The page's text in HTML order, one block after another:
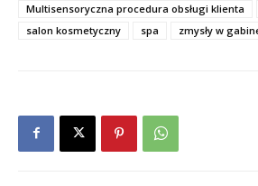
Multisensoryczna procedura obsługi klienta
salon kosmetyczny
spa zmysły w